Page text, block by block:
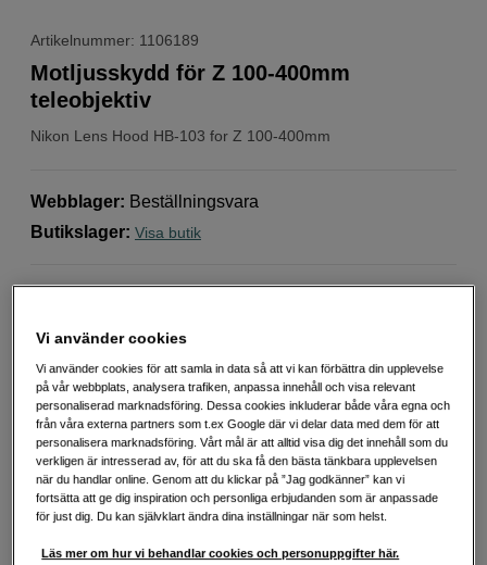
Artikelnummer: 1106189
Nikon Lens Hood HB-103 for Z 100-400mm
Motljusskydd för Z 100-400mm
teleobjektiv
Webblager: Beställningsvara
Butikslager: Visa butik
Skyddar mot oönskat ljusinsläpp
Vridlås för enkel och säker montering
Mer information
499 SEK
Handla tryggt med delbetalning eller faktura Info
Lägg i kundvagn
Vi använder cookies
Vi använder cookies för att samla in data så att vi kan förbättra din upplevelse
på vår webbplats, analysera trafiken, anpassa innehåll och visa relevant
personaliserad marknadsföring. Dessa cookies inkluderar både våra egna och
från våra externa partners som t.ex Google där vi delar data med dem för att
personalisera marknadsföring. Vårt mål är att alltid visa dig det innehåll som du
verkligen är intresserad av, för att du ska få den bästa tänkbara upplevelsen
när du handlar online. Genom att du klickar på ”Jag godkänner” kan vi
fortsätta att ge dig inspiration och personliga erbjudanden som är anpassade
för just dig. Du kan självklart ändra dina inställningar när som helst.
Läs mer om hur vi behandlar cookies och personuppgifter här.